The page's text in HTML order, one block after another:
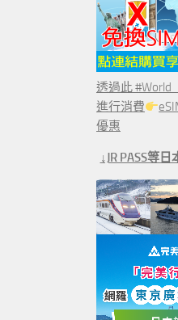
透過此
進行消費
優惠
↓JR PASS等